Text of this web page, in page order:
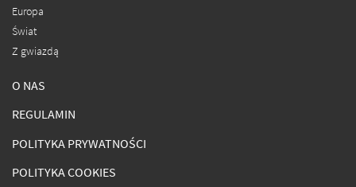
Europa
Świat
Z gwiazdą
O NAS
REGULAMIN
POLITYKA PRYWATNOŚCI
POLITYKA COOKIES